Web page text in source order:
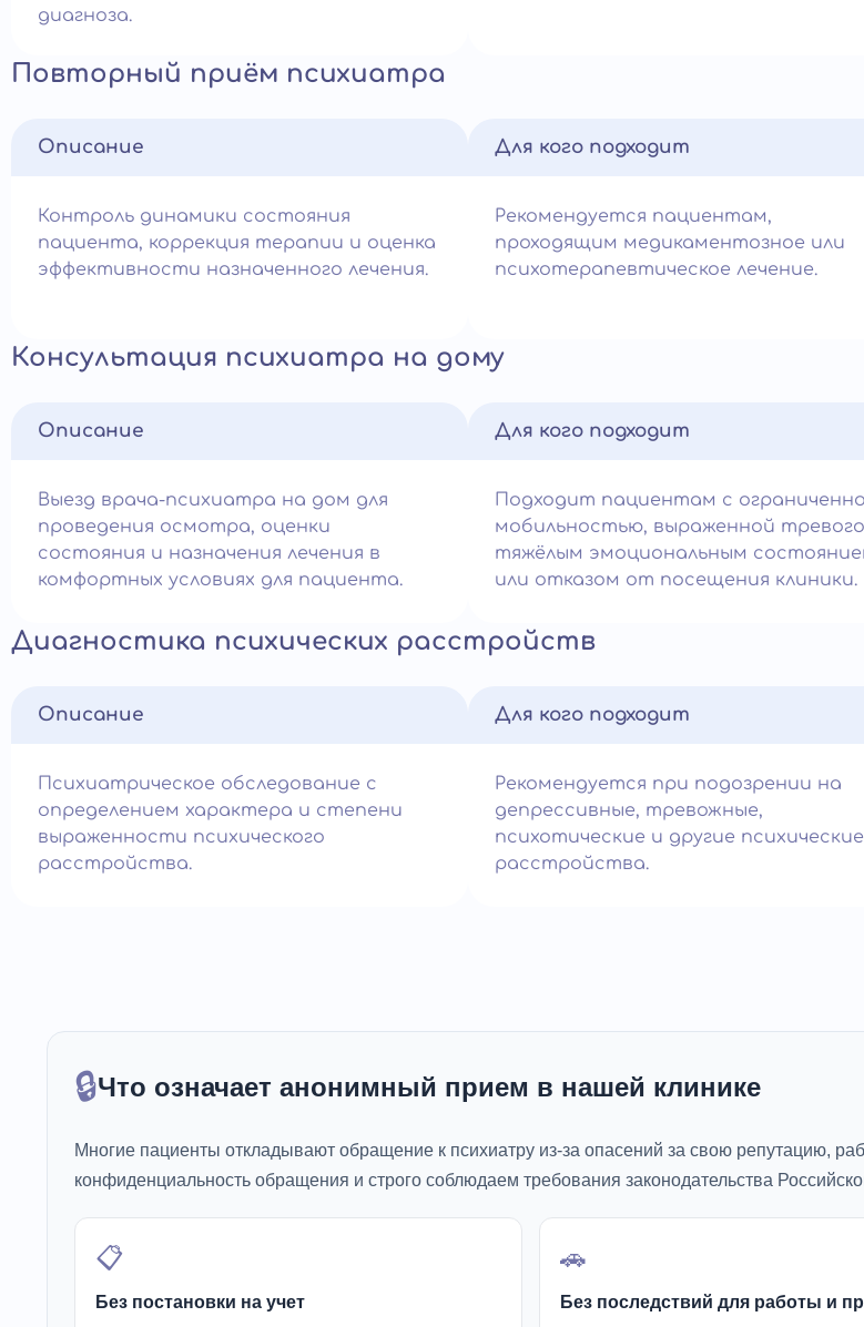
диагноза.
Повторный приём психиатра
Описание
Контроль динамики состояния
пациента, коррекция терапии и оценка
эффективности назначенного лечения.
Для кого подходит
Рекомендуется пациентам,
проходящим медикаментозное или
психотерапевтическое лечение.
Консультация психиатра на дому
Описание
Выезд врача-психиатра на дом для
проведения осмотра, оценки
состояния и назначения лечения в
комфортных условиях для пациента.
Для кого подходит
Подходит пациентам с
мобильностью, выраженной
тяжёлым эмоциональным
или отказом от посещения клиники.
Диагностика психических расстройств
Описание
Психиатрическое обследование с
определением характера и степени
выраженности психического
расстройства.
Для кого подходит
Рекомендуется при подозрении на
депрессивные, тревожные,
психотические и другие психические
расстройства.
🔒Что означает анонимный прием в нашей клинике
Многие пациенты откладывают обращение к психиатру из-за опасений за свою репутацию,
конфиденциальность обращения и строго соблюдаем требования законодательства
📋
Без постановки на учет
🚗
Без последствий для работы и